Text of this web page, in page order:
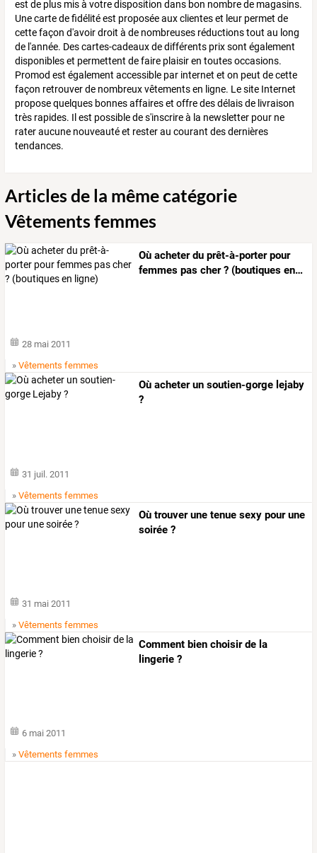
est de plus mis à votre disposition dans bon nombre de magasins.
Une carte de fidélité est proposée aux clientes et leur permet de
cette façon d'avoir droit à de nombreuses réductions tout au long
de l'année. Des cartes-cadeaux de différents prix sont également
disponibles et permettent de faire plaisir en toutes occasions.
Promod est également accessible par internet et on peut de cette
façon retrouver de nombreux vêtements en ligne. Le site Internet
propose quelques bonnes affaires et offre des délais de livraison
très rapides. Il est possible de s'inscrire à la newsletter pour ne
rater aucune nouveauté et rester au courant des dernières
tendances.
Articles de la même catégorie
Vêtements femmes
Où acheterdu prêt-à-porterpour
femmes pas cher? (boutiques en…
28 mai 2011
»Vêtements femmes
Où acheter un soutien-gorge lejaby
?
31 juil. 2011
»Vêtements femmes
Où trouver une tenue sexy pour une
soirée ?
31 mai 2011
»Vêtements femmes
Comment bien choisir de la
lingerie ?
6 mai 2011
»Vêtements femmes